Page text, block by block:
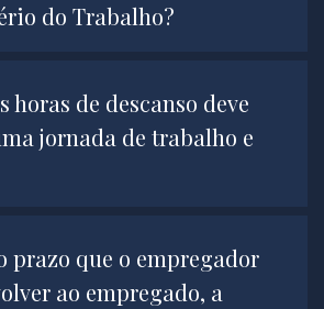
do Trabalho?
horas de descanso deve
jornada de trabalho e
prazo que o empregador
ao empregado, a